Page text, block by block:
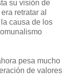
su visión de
retratar al
causa de los
pesa mucho
de valores